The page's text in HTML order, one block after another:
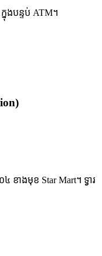
ងបន្ទប់ ATM។
ខាងមុខ Star Mart។ ទ្វារ